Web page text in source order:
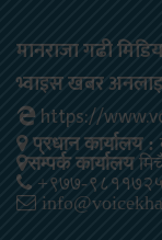
मानराजा गढी
भ्वाइस खबर
https://
प्रधान कार्यालय :
सम्पर्क कार्यालय
+९७७-